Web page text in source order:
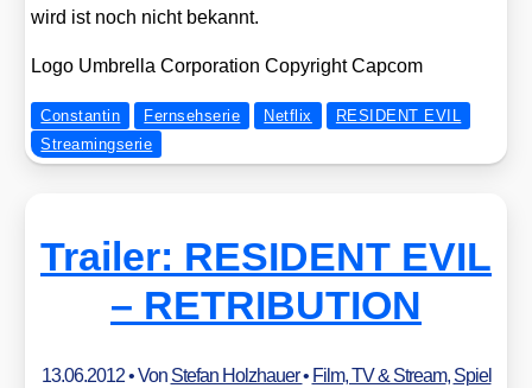
wird ist noch nicht bekannt.
Logo Umbrel­la Cor­po­ra­ti­on Copy­right Cap­com
Constantin Fernsehserie Netflix
RESIDENT EVIL
Streamingserie
Trailer: RESIDENT EVIL
– RETRIBUTION
13.06.2012• Von Stefan Holzhauer• Film, TV & Stream, Spiel